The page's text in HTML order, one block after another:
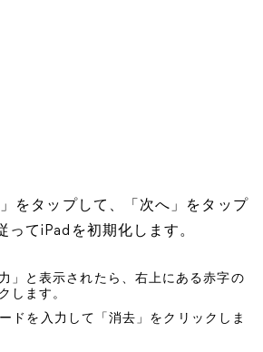
をタップして、「次へ」をタップ
ってiPadを初期化します。
」と表示されたら、右上にある赤字の
します。
ドを入力して「消去」をクリックしま